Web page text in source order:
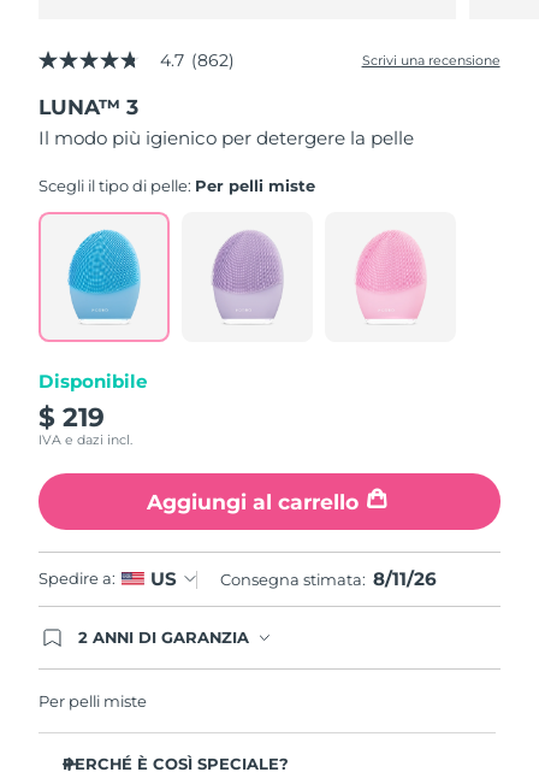
4.7
su
5
,
di
medio.
Read
862
Reviews.
Stesso
alla
4.7 (862) Scrivi una recensione
LUNA™ 3
Il modo più igienico per detergere la pelle
Scegli il tipo di pelle: Per pelli miste
Disponibile
$ 219
IVA e dazi incl.
Aggiungi al carrello
Spedire a: US Consegna stimata: 8/11/26
2 ANNI DI GARANZIA
che, in caso di difetti nei primi 2 anni dalla data di
gratuitamente.
Per pelli miste
PERCHÉ È COSÌ SPECIALE?